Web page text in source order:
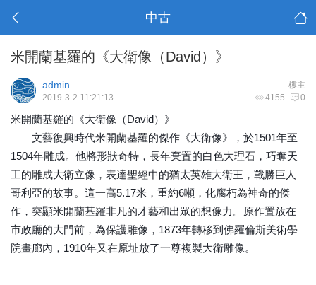
中古
米開蘭基羅的《大衛像（David）》
樓主
admin
4155 0
2019-3-2 11:21:13
米開蘭基羅的《大衛像（David）》
文藝復興時代米開蘭基羅的傑作《大衛像》，於1501年至
1504年雕成。他將形狀奇特，長年棄置的白色大理石，巧奪天
工的雕成大衛立像，表達聖經中的猶太英雄大衛王，戰勝巨人
哥利亞的故事。這一高5.17米，重約6噸，化腐朽為神奇的傑
作，突顯米開蘭基羅非凡的才藝和出眾的想像力。原作置放在
市政廳的大門前，為保護雕像，1873年轉移到佛羅倫斯美術學
院畫廊內，1910年又在原址放了一尊複製大衛雕像。